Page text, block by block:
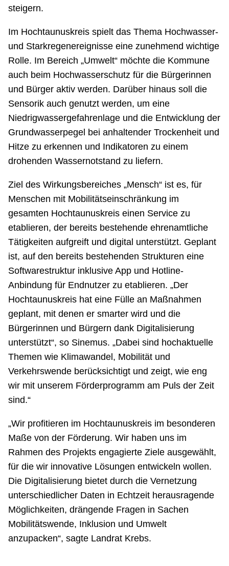
steigern.
Im Hochtaunuskreis spielt das Thema Hochwasser-
und Starkregenereignisse eine zunehmend wichtige
Rolle. Im Bereich „Umwelt“ möchte die Kommune
auch beim Hochwasserschutz für die Bürgerinnen
und Bürger aktiv werden. Darüber hinaus soll die
Sensorik auch genutzt werden, um eine
Niedrigwassergefahrenlage und die Entwicklung der
Grundwasserpegel bei anhaltender Trockenheit und
Hitze zu erkennen und Indikatoren zu einem
drohenden Wassernotstand zu liefern.
Ziel des Wirkungsbereiches „Mensch“ ist es, für
Menschen mit Mobilitätseinschränkung im
gesamten Hochtaunuskreis einen Service zu
etablieren, der bereits bestehende ehrenamtliche
Tätigkeiten aufgreift und digital unterstützt. Geplant
ist, auf den bereits bestehenden Strukturen eine
Softwarestruktur inklusive App und Hotline-
Anbindung für Endnutzer zu etablieren. „Der
Hochtaunuskreis hat eine Fülle an Maßnahmen
geplant, mit denen er smarter wird und die
Bürgerinnen und Bürgern dank Digitalisierung
unterstützt“, so Sinemus. „Dabei sind hochaktuelle
Themen wie Klimawandel, Mobilität und
Verkehrswende berücksichtigt und zeigt, wie eng
wir mit unserem Förderprogramm am Puls der Zeit
sind.“
„Wir profitieren im Hochtaunuskreis im besonderen
Maße von der Förderung. Wir haben uns im
Rahmen des Projekts engagierte Ziele ausgewählt,
für die wir innovative Lösungen entwickeln wollen.
Die Digitalisierung bietet durch die Vernetzung
unterschiedlicher Daten in Echtzeit herausragende
Möglichkeiten, drängende Fragen in Sachen
Mobilitätswende, Inklusion und Umwelt
anzupacken“, sagte Landrat Krebs.